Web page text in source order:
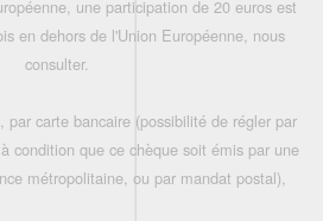
une participation de 20 euros est
en dehors de l'Union Européenne, nous
consulter.
par carte bancaire (possibilité de régler par
condition que ce chèque soit émis par une
métropolitaine, ou par mandat postal),